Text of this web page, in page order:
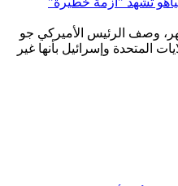
وصف الرئيس الأميركي جو
المتحدة وإسرائيل بأنها غير